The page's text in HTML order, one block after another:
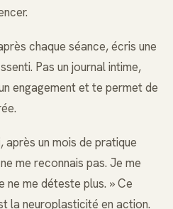
chaque séance, écris une
Pas un journal intime,
engagement et te permet de
après un mois de pratique
me reconnais pas. Je me
ne me déteste plus. » Ce
la neuroplasticité en action.